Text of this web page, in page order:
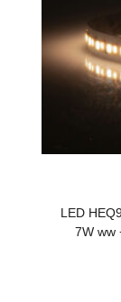
LED
7W ww